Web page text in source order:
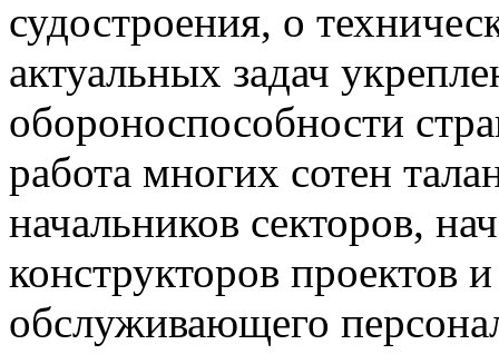
судостроения, о
актуальных задач
обороноспособности
работа многих сотен
начальников секторов,
конструкторов проектов
обслуживающего